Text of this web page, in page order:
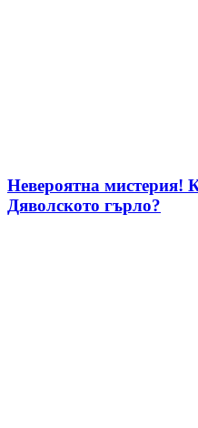
Невероятна мистерия!
Дяволското гърло?